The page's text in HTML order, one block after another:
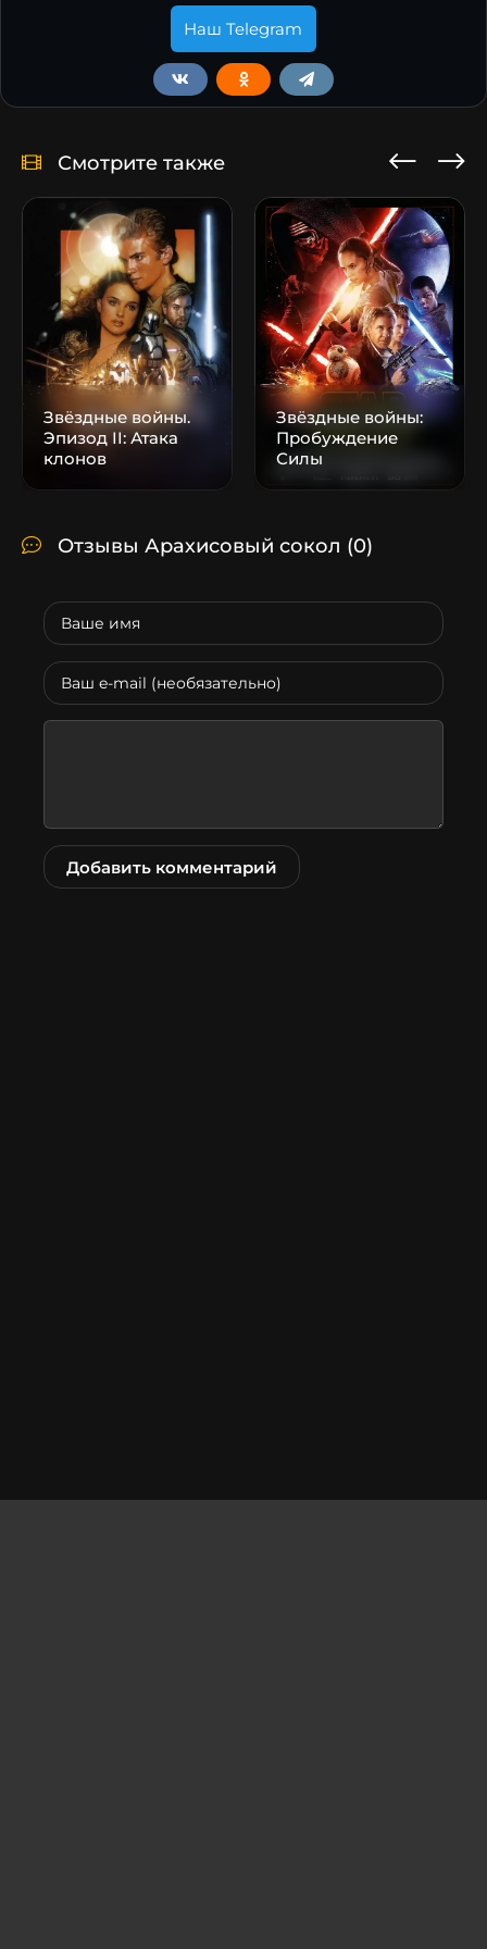
Наш Telegram
Смотрите также
Звёздные войны.
Эпизод II: Атака
клонов
Звёздные войны:
Пробуждение
Силы
Отзывы Арахисовый сокол (0)
Добавить комментарий